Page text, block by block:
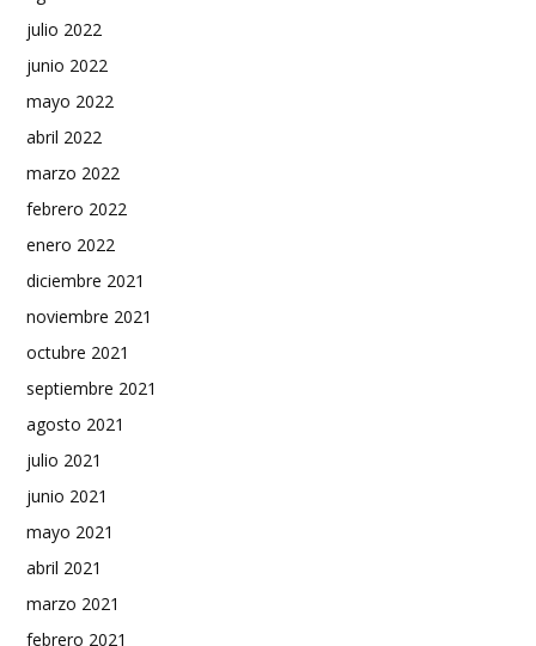
julio 2022
junio 2022
mayo 2022
abril 2022
marzo 2022
febrero 2022
enero 2022
diciembre 2021
noviembre 2021
octubre 2021
septiembre 2021
agosto 2021
julio 2021
junio 2021
mayo 2021
abril 2021
marzo 2021
febrero 2021